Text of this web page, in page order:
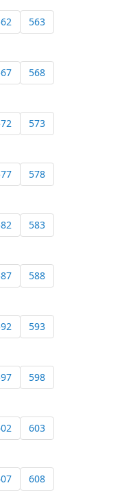
563
568
573
578
583
588
593
598
603
608